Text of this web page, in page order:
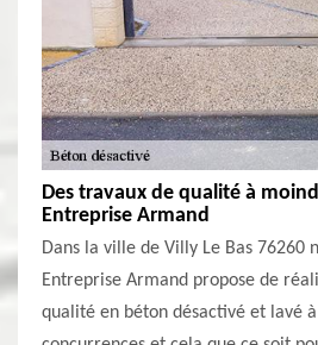
Des travaux de qualité à
Entreprise Armand
Dans la ville de Villy Le Bas 76260
Entreprise Armand propose de
qualité en béton désactivé et lavé